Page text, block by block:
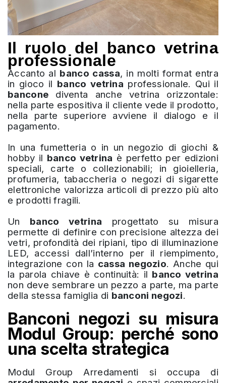
Il ruolo del banco vetrina
professionale
Accanto al banco cassa, in molti format entra
in gioco il banco vetrina professionale. Qui il
bancone diventa anche vetrina orizzontale:
nella parte espositiva il cliente vede il prodotto,
nella parte superiore avviene il dialogo e il
pagamento.
In una fumetteria o in un negozio di giochi &
hobby il banco vetrina è perfetto per edizioni
speciali, carte o collezionabili; in gioielleria,
profumeria, tabaccheria o negozi di sigarette
elettroniche valorizza articoli di prezzo più alto
e prodotti fragili.
Un banco vetrina progettato su misura
permette di definire con precisione altezza dei
vetri, profondità dei ripiani, tipo di illuminazione
LED, accessi dall’interno per il riempimento,
integrazione con la cassa negozio. Anche qui
la parola chiave è continuità: il banco vetrina
non deve sembrare un pezzo a parte, ma parte
della stessa famiglia di banconi negozi.
Banconi negozi su misura
Modul Group: perché sono
una scelta strategica
Modul Group Arredamenti si occupa di